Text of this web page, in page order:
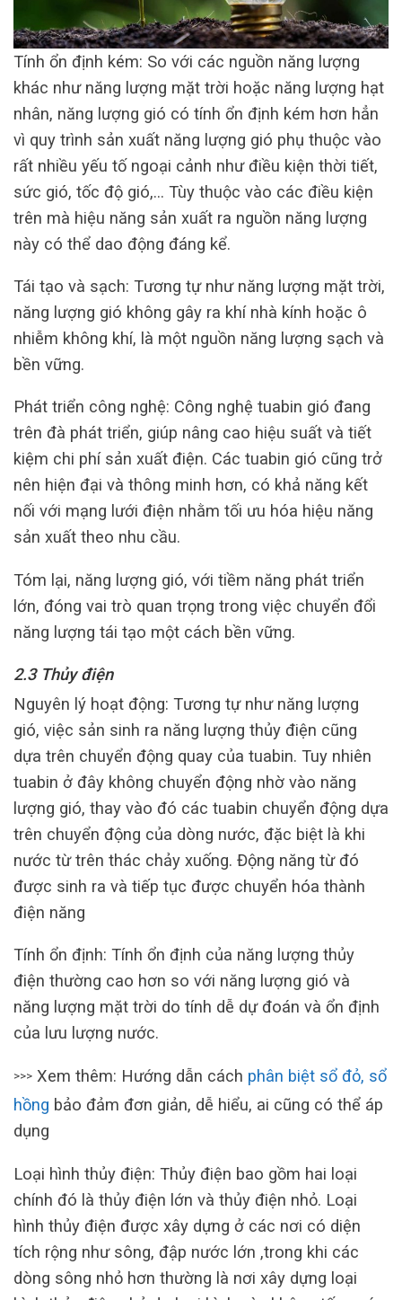
Tính ổn định kém: So với các nguồn năng lượng
khác như năng lượng mặt trời hoặc năng lượng hạt
nhân, năng lượng gió có tính ổn định kém hơn hẳn
vì quy trình sản xuất năng lượng gió phụ thuộc vào
rất nhiều yếu tố ngoại cảnh như điều kiện thời tiết,
sức gió, tốc độ gió,… Tùy thuộc vào các điều kiện
trên mà hiệu năng sản xuất ra nguồn năng lượng
này có thể dao động đáng kể.
Tái tạo và sạch: Tương tự như năng lượng mặt trời,
năng lượng gió không gây ra khí nhà kính hoặc ô
nhiễm không khí, là một nguồn năng lượng sạch và
bền vững.
Phát triển công nghệ: Công nghệ tuabin gió đang
trên đà phát triển, giúp nâng cao hiệu suất và tiết
kiệm chi phí sản xuất điện. Các tuabin gió cũng trở
nên hiện đại và thông minh hơn, có khả năng kết
nối với mạng lưới điện nhằm tối ưu hóa hiệu năng
sản xuất theo nhu cầu.
Tóm lại, năng lượng gió, với tiềm năng phát triển
lớn, đóng vai trò quan trọng trong việc chuyển đổi
năng lượng tái tạo một cách bền vững.
2.3 Thủy điện
Nguyên lý hoạt động: Tương tự như năng lượng
gió, việc sản sinh ra năng lượng thủy điện cũng
dựa trên chuyển động quay của tuabin. Tuy nhiên
tuabin ở đây không chuyển động nhờ vào năng
lượng gió, thay vào đó các tuabin chuyển động dựa
trên chuyển động của dòng nước, đặc biệt là khi
nước từ trên thác chảy xuống. Động năng từ đó
được sinh ra và tiếp tục được chuyển hóa thành
điện năng
Tính ổn định: Tính ổn định của năng lượng thủy
điện thường cao hơn so với năng lượng gió và
năng lượng mặt trời do tính dễ dự đoán và ổn định
của lưu lượng nước.
>>> Xem thêm: Hướng dẫn cách phân biệt sổ đỏ, sổ
hồng bảo đảm đơn giản, dễ hiểu, ai cũng có thể áp
dụng
Loại hình thủy điện: Thủy điện bao gồm hai loại
chính đó là thủy điện lớn và thủy điện nhỏ. Loại
hình thủy điện được xây dựng ở các nơi có diện
tích rộng như sông, đập nước lớn ,trong khi các
dòng sông nhỏ hơn thường là nơi xây dựng loại